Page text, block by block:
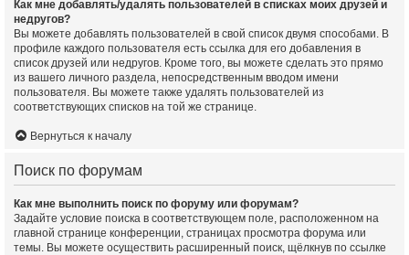
Как мне добавлять/удалять пользователей в списках моих друзей и
недругов?
Вы можете добавлять пользователей в свой список двумя способами. В
профиле каждого пользователя есть ссылка для его добавления в
список друзей или недругов. Кроме того, вы можете сделать это прямо
из вашего личного раздела, непосредственным вводом имени
пользователя. Вы можете также удалять пользователей из
соответствующих списков на той же странице.
Вернуться к началу
Поиск по форумам
Как мне выполнить поиск по форуму или форумам?
Задайте условие поиска в соответствующем поле, расположенном на
главной странице конференции, страницах просмотра форума или
темы. Вы можете осуществить расширенный поиск, щёлкнув по ссылке